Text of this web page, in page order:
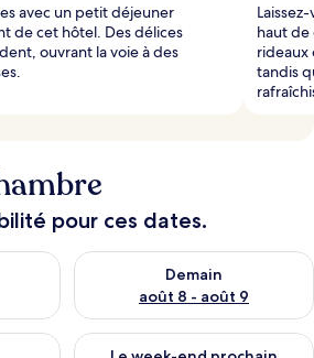
avec un petit déjeuner
de cet hôtel. Des délices
ouvrant la voie à des
haut de
rideaux
tandis
pour ces dates.
ce soir août 7 - août 8
Demain
août 8 - août 9
Vérifier la disponibilité pour
ce week-end août 7 - août 9
Vérifier la disponibilité pour